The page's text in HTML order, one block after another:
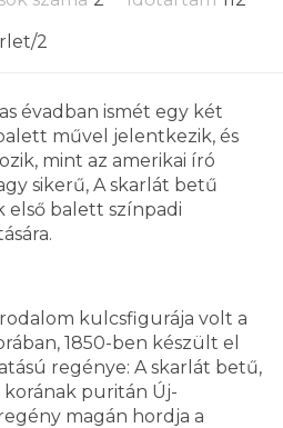
2
évadban ismét egy két
művel jelentkezik, és
mint az amerikai író
sikerű, A skarlát betű
első balett színpadi
kulcsfigurája volt a
1850-ben készült el
regénye: A skarlát betű,
puritán Új-
magán hordja a